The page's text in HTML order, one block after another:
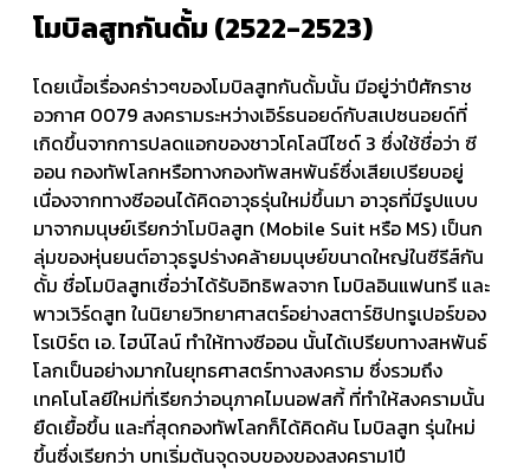
โมบิลสูทกันดั้ม (2522-2523)
โดยเนื้อเรื่องคร่าวๆของโมบิลสูทกันดั้มนั้น มีอยู่ว่าปีศักราช
อวกาศ 0079 สงครามระหว่างเอิร์ธนอยด์กับสเปซนอยด์ที่
เกิดขึ้นจากการปลดแอกของชาวโคโลนีไซด์ 3 ซึ่งใช้ชื่อว่า ซี
ออน กองทัพโลกหรือทางกองทัพสหพันธ์ซึ่งเสียเปรียบอยู่
เนื่องจากทางซีออนได้คิดอาวุธรุ่นใหม่ขึ้นมา อาวุธที่มีรูปแบบ
มาจากมนุษย์เรียกว่าโมบิลสูท (Mobile Suit หรือ MS) เป็นก
ลุ่มของหุ่นยนต์อาวุธรูปร่างคล้ายมนุษย์ขนาดใหญ่ในซีรีส์กัน
ดั้ม ชื่อโมบิลสูทเชื่อว่าได้รับอิทธิพลจาก โมบิลอินแฟนทรี และ
พาวเวิร์ดสูท ในนิยายวิทยาศาสตร์อย่างสตาร์ชิปทรูเปอร์ของ
โรเบิร์ต เอ. ไฮน์ไลน์ ทำให้ทางซีออน นั้นได้เปรียบทางสหพันธ์
โลกเป็นอย่างมากในยุทธศาสตร์ทางสงคราม ซึ่งรวมถึง
เทคโนโลยีใหม่ที่เรียกว่าอนุภาคไมนอฟสกี้ ที่ทำให้สงครามนั้น
ยืดเยื้อขึ้น และที่สุดกองทัพโลกก็ได้คิดค้น โมบิลสูท รุ่นใหม่
ขึ้นซึ่งเรียกว่า บทเริ่มต้นจุดจบของของสงคราม1ปี